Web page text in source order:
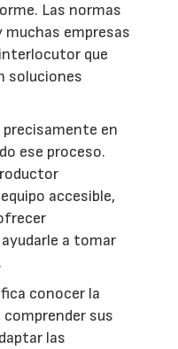
Las normas
muchas empresas
que
soluciones
en
ese proceso.
accesible,
a tomar
conocer la
comprender sus
las